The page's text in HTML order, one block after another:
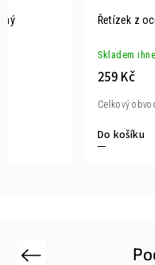
Řetízek z
Skladem
259 Kč
Do košíku
Celkový
Previous